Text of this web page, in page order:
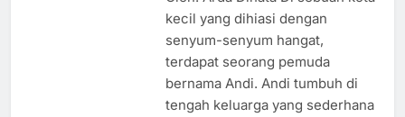
kecil yang dihiasi dengan
senyum-senyum hangat,
terdapat seorang pemuda
bernama Andi. Andi tumbuh di
tengah keluarga yang sederhana